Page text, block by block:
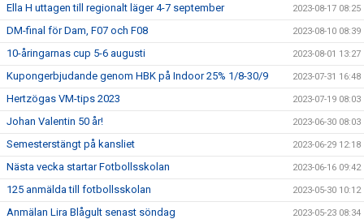
Ella H uttagen till regionalt läger 4-7 september 2023-08-17 08:25
DM-final för Dam, F07 och F08 2023-08-10 08:39
10-åringarnas cup 5-6 augusti 2023-08-01 13:27
Kupongerbjudande genom HBK på Indoor 25% 1/8-30/9 2023-07-31 16:48
Hertzögas VM-tips 2023 2023-07-19 08:03
Johan Valentin 50 år! 2023-06-30 08:03
Semesterstängt på kansliet 2023-06-29 12:18
Nästa vecka startar Fotbollsskolan 2023-06-16 09:42
125 anmälda till fotbollsskolan 2023-05-30 10:12
Anmälan Lira Blågult senast söndag 2023-05-23 08:34